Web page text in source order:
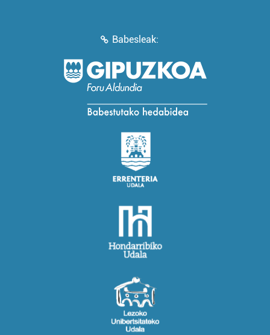
Babesleak: